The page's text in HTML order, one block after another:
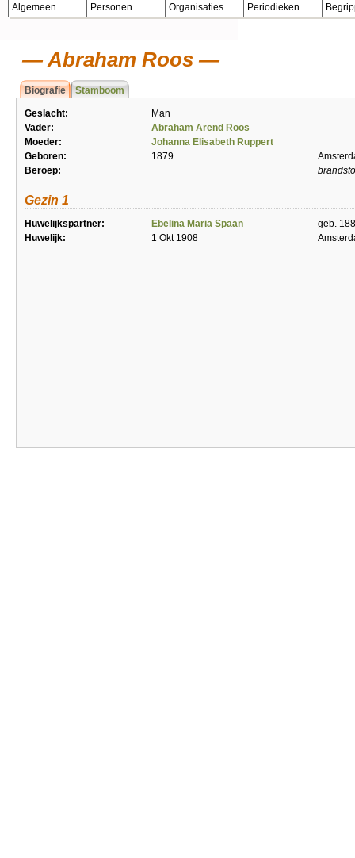
Algemeen Personen Organisaties Periodieken
Abraham Roos
Biografie Stamboom
Geslacht:
Man
Vader:
Abraham Arend Roos
Moeder:
Johanna Elisabeth Ruppert
Geboren:
1879
Beroep:
Gezin 1
Huwelijkspartner: Ebelina Maria Spaan
geb.
Huwelijk:
1 Okt 1908